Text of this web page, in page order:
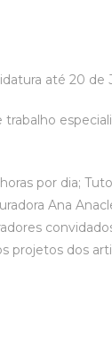
até 20 de
por dia;
Ana
projetos dos